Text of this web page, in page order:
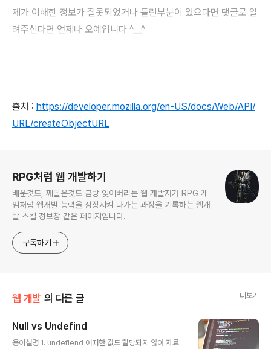
제가 이해한 정보가 잘못되었거나 틀린부분이 있으다면 댓글로 알
려주신다면 언제나 오예입니다 ^__^
출처 : https://developer.mozilla.org/en-US/docs/Web/API/
URL/createObjectURL
RPG처럼 웹 개발하기
배운것도, 깨달은것도 금방 잊어버리는 웹 개발자가 RPG 게
임처럼 웹개발 능력을 성장시켜 나가는 과정을 기록하는 웹개
발 스킬 정보창 같은 페이지입니다.
구독하기
웹 개발 의 다른 글 더보기
Null vs Undefind
용어설명 1. undefiend 어떠한 값도 할당되지 않아 자료